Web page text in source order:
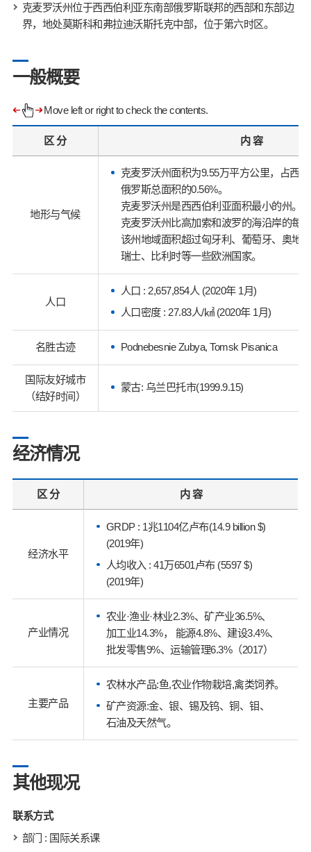
克麦罗沃州位于西西伯利亚东南部俄罗斯联邦的西部和东部边
界，地处莫斯科和弗拉迪沃斯托克中部，位于第六时区。
一般概要
Move left or right to check the contents.
区 分 内 容
地形与气候
克麦罗沃州面积为9.55万平方公里，占西
俄罗斯总面积的0.56%。
克麦罗沃州是西西伯利亚面积最小的州。
克麦罗沃州比高加索和波罗的海沿岸的每
该州地域面积超过匈牙利、葡萄牙、奥地
瑞士、比利时等一些欧洲国家。
人口
人口 : 2,657,854人 (2020年 1月)
人口密度 : 27.83人/㎢ (2020年 1月)
名胜古迹 Podnebesnie Zubya, Tomsk Pisanica
国际友好城市
（结好时间）
蒙古: 乌兰巴托市(1999.9.15)
经济情况
区 分 内 容
经济水平
GRDP : 1兆1104亿卢布(14.9 billion $)
(2019年)
人均收入 : 41万6501卢布 (5597 $)
(2019年)
产业情况
农业·渔业·林业2.3%、矿产业36.5%、
加工业14.3%， 能源4.8%、建设3.4%、
批发零售9%、运输管理6.3%（2017）
主要产品
农林水产品:鱼,农业作物栽培,禽类饲养。
矿产资源:金、银、锡及钨、铜、钼、
石油及天然气。
其他现况
联系方式
部门 : 国际关系课